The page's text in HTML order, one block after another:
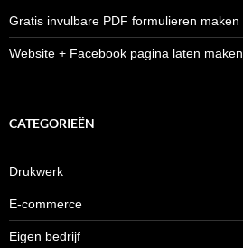
Gratis invulbare PDF formulieren maken
Website + Facebook pagina laten maken
CATEGORIEËN
Drukwerk
E-commerce
Eigen bedrijf